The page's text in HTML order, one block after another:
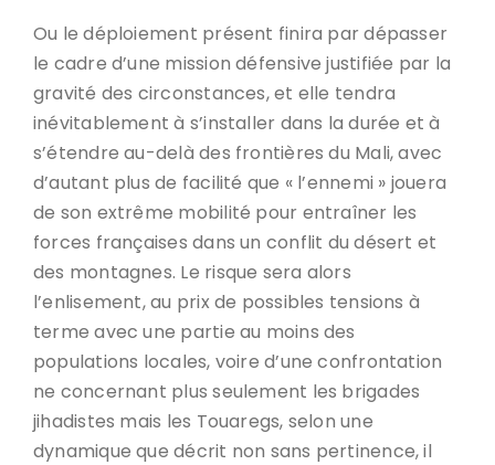
Ou le déploiement présent finira par dépasser
le cadre d’une mission défensive justifiée par la
gravité des circonstances, et elle tendra
inévitablement à s’installer dans la durée et à
s’étendre au-delà des frontières du Mali, avec
d’autant plus de facilité que « l’ennemi » jouera
de son extrême mobilité pour entraîner les
forces françaises dans un conflit du désert et
des montagnes. Le risque sera alors
l’enlisement, au prix de possibles tensions à
terme avec une partie au moins des
populations locales, voire d’une confrontation
ne concernant plus seulement les brigades
jihadistes mais les Touaregs, selon une
dynamique que décrit non sans pertinence, il